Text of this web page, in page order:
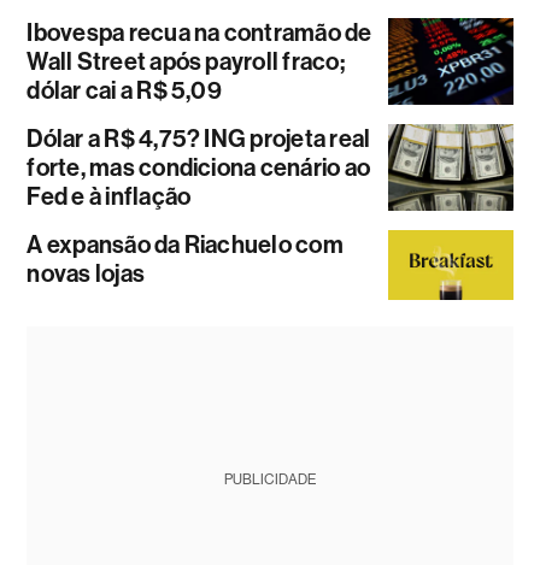
Ibovespa recua na contramão de
Wall Street após payroll fraco;
dólar cai a R$ 5,09
Dólar a R$ 4,75? ING projeta real
forte, mas condiciona cenário ao
Fed e à inflação
A expansão da Riachuelo com
novas lojas
PUBLICIDADE